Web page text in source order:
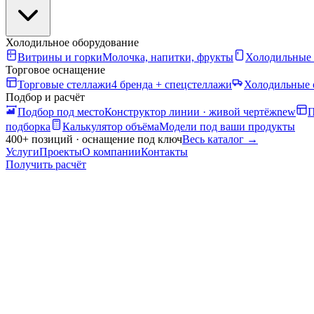
Холодильное оборудование
Витрины и горкиМолочка, напитки, фрукты
Торговое оснащение
Торговые стеллажи4 бренда + спецстеллажи Холодильные
Подбор и расчёт
Подбор под местоКонструктор линии · живой чертёжnew
подборка
Калькулятор объёмаМодели под ваши продукты
400+ позиций · оснащение под ключВесь каталог →
УслугиПроектыО компанииКонтакты
Получить расчёт